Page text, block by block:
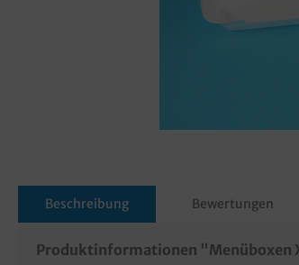
Beschreibung Bewertungen
Produktinformationen "Menüboxen